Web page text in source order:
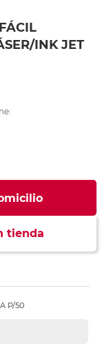
INK JET
tienda
P/50